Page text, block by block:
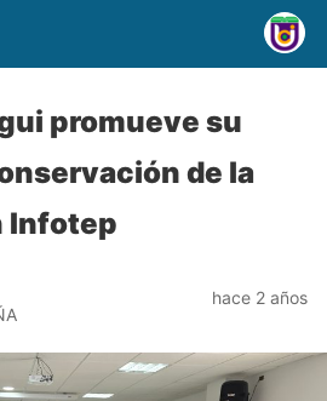
promueve su
de la
Infotep
hace 2 años